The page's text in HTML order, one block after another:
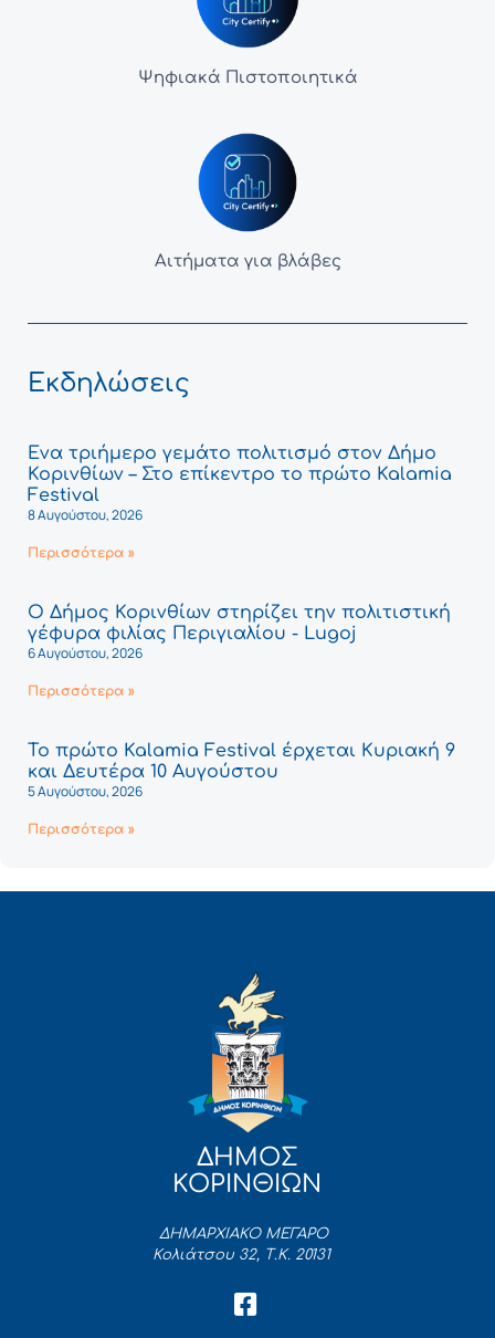
Ψηφιακά Πιστοποιητικά
Αιτήματα για βλάβες
Εκδηλώσεις
Ένα τριήμερο γεμάτο πολιτισμό στον Δήμο
Κορινθίων – Στο επίκεντρο το πρώτο Kalamia
Festival
8 Αυγούστου, 2026
Περισσότερα »
Ο Δήμος Κορινθίων στηρίζει την πολιτιστική
γέφυρα φιλίας Περιγιαλίου - Lugoj
6 Αυγούστου, 2026
Περισσότερα »
Το πρώτο Kalamia Festival έρχεται Κυριακή 9
και Δευτέρα 10 Αυγούστου
5 Αυγούστου, 2026
Περισσότερα »
ΔΗΜΟΣ
ΚΟΡΙΝΘΙΩΝ
ΔΗΜΑΡΧΙΑΚΟ ΜΕΓΑΡΟ
Κολιάτσου 32, Τ.Κ. 20131